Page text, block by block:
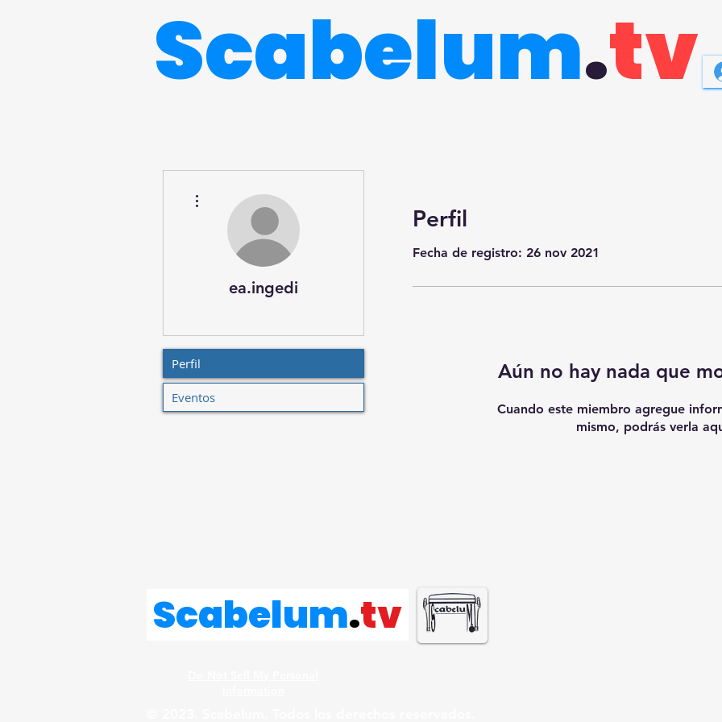
Scabelum.tv
Perfil
Fecha de registro: 26 nov 2021
Aún no hay nada que
Cuando este miembro agregue
mismo, podrás verla
ea.ingedi
Perfil
Eventos
Scabelum.tv